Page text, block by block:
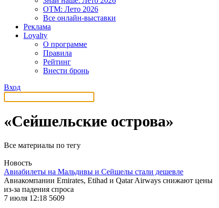
OTM: Лето 2026
Все онлайн-выставки
Реклама
Loyalty
О программе
Правила
Рейтинг
Внести бронь
Вход
«Сейшельские острова»
Все материалы по тегу
Новость
Авиабилеты на Мальдивы и Сейшелы стали дешевле
Авиакомпании Emirates, Etihad и Qatar Airways снижают цены
из-за падения спроса
7 июля 12:18 5609